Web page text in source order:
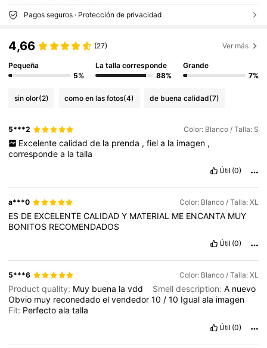
Pagos seguros · Protección de privacidad
4,66 (27) Ver más
Pequeña
5%
La talla corresponde
88%
Grande
7%
sin olor(2) como en las fotos(4) de buena calidad(7)
5***2 Color: Blanco / Talla: S
Excelente calidad de la prenda , fiel a la imagen ,
correspondea latalla
Útil (0)
a***0 Color: Blanco / Talla: XL
ES DE EXCELENTECALIDADY MATERIAL ME ENCANTA MUY
BONITOS RECOMENDADOS
Útil (0)
5***6 Color: Blanco / Talla: XL
Product quality: Muy buena lavdd Smell description:A nuevo
Obvio muy reconedadoelvendedor10/10 Igualala imagen
Fit: Perfectoalatalla
Útil (0)